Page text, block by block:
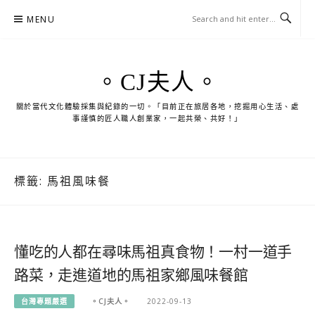
MENU
。CJ夫人。
關於當代文化體驗採集與紀錄的一切。「目前正在旅居各地，挖掘用心生活、處
事謹慎的匠人職人創業家，一起共榮、共好！」
標籤: 馬祖風味餐
懂吃的人都在尋味馬祖真食物！一村一道手
路菜，走進道地的馬祖家鄉風味餐館
台灣專題嚴選 。CJ夫人。 2022-09-13